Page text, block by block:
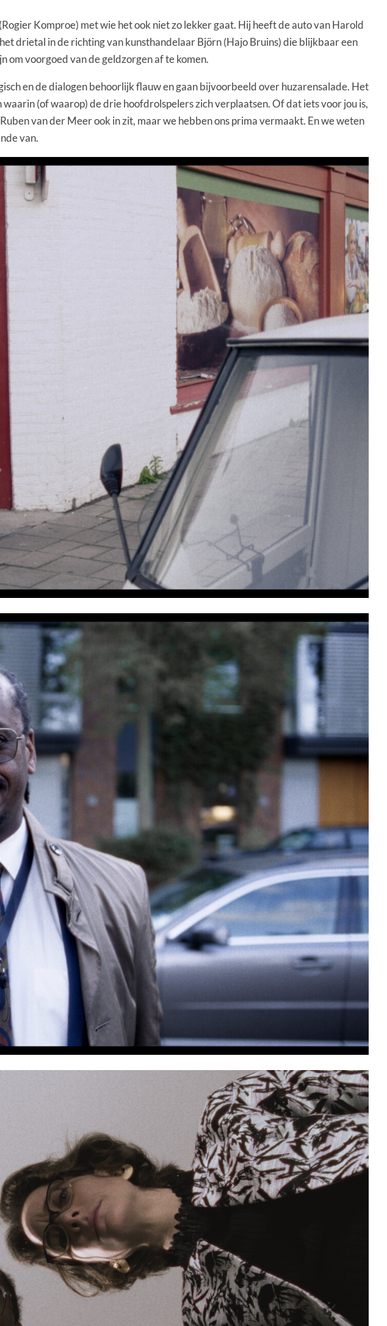
Komproe) met wie het ook niet zo lekker gaat. Hij heeft de auto van Harold
drietal in de richting van kunsthandelaar Björn (Hajo Bruins) die blijkbaar een
om voorgoed van de geldzorgen af te komen.
en de dialogen behoorlijk flauw en gaan bijvoorbeeld over huzarensalade. Het
(of waarop) de drie hoofdrolspelers zich verplaatsen. Of dat iets voor jou is,
van der Meer ook in zit, maar we hebben ons prima vermaakt. En we weten
van.